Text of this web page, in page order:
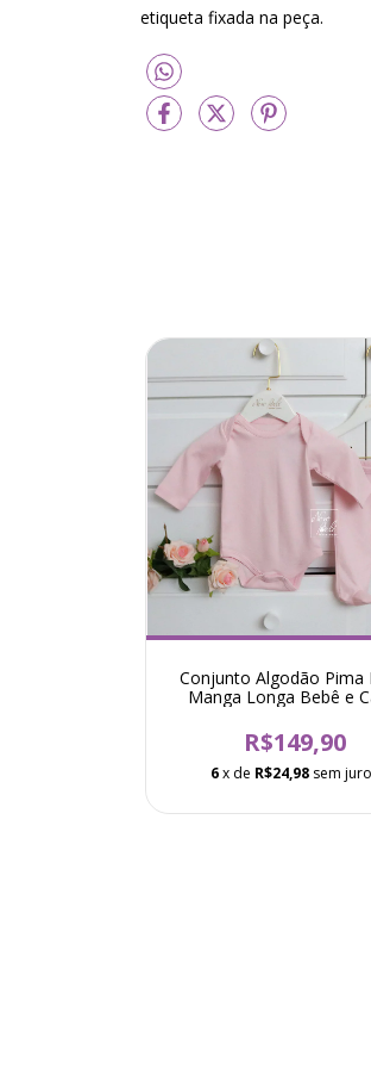
etiqueta fixada na peça.
Conjunto Algodão Pima
Manga Longa Bebê e
R$149,90
6 x de R$24,98 sem